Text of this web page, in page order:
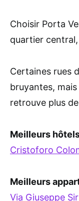
Choisir Porta
quartier
Certaines rues
bruyantes, mais
retrouve plus
Meilleurs
Cristoforo
Meilleurs
Via Giuseppe